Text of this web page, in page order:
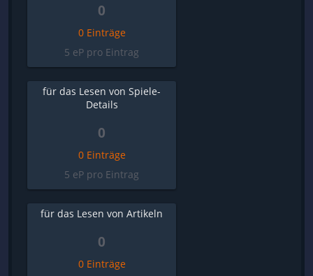
0
0 Einträge
5 eP pro Eintrag
für das Lesen von Spiele-
Details
0
0 Einträge
5 eP pro Eintrag
für das Lesen von Artikeln
0
0 Einträge